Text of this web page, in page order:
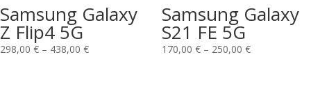
Samsung Galaxy
Z Flip4 5G
298,00 € – 438,00 €
Samsung Galaxy
S21 FE 5G
170,00 €– 250,00 €